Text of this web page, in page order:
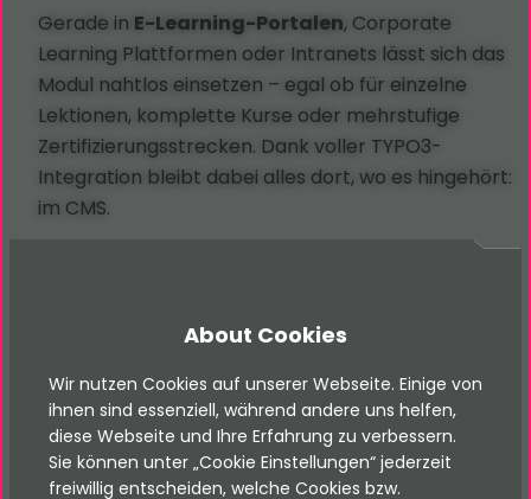
Gerade in E-Learning-Portalen, Corporate
Learning Plattformen oder Intranets lässt sich das
Modul nahtlos einsetzen – egal ob für einzelne
Lektionen, komplette Kurse oder mehrstufige
Zertifizierungsstrecken. Dank voller TYPO3-
Integration bleibt dabei alles dort, wo es hingehört:
im CMS.
So funktioniert’s
Quiz nach Lernkapiteln einfügen: Ideal nach
Videos, PDFs oder Textmodulen
Multiple Choice & Bewertungssystem:
Punktevergabe, Mindestgrenzen oder freie
About Cookies
Wir nutzen Cookies auf unserer Webseite. Einige von
ihnen sind essenziell, während andere uns helfen,
diese Webseite und Ihre Erfahrung zu verbessern.
Sie können unter „Cookie Einstellungen“ jederzeit
freiwillig entscheiden, welche Cookies bzw.